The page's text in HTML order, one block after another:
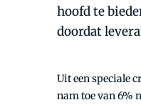
hoofd te
doordat
Uit een speciale
nam toe van 6%